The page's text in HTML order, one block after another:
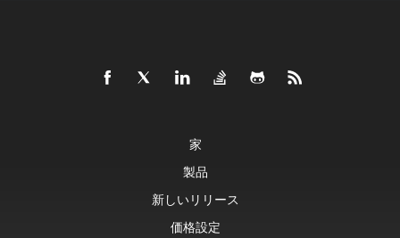
家
製品
新しいリリース
価格設定